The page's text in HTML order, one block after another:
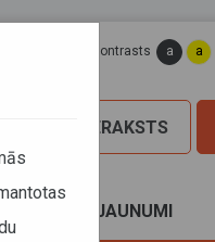
Lapas kontrasts a a
PIERAKSTS
JAUNUMI